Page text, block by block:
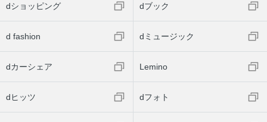
dショッピング dブック
d fashion dミュージック
dカーシェア Lemino
dヒッツ dフォト